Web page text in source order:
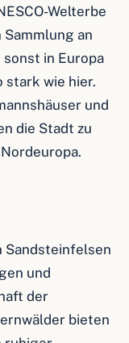
Welterbe
an
in Europa
stark wie hier.
und
die Stadt zu
Sandsteinfelsen
und
der
bieten